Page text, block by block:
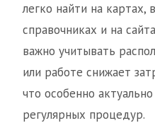
легко найти на картах,
справочниках и на
важно учитывать
или работе снижает
что особенно
регулярных процедур.